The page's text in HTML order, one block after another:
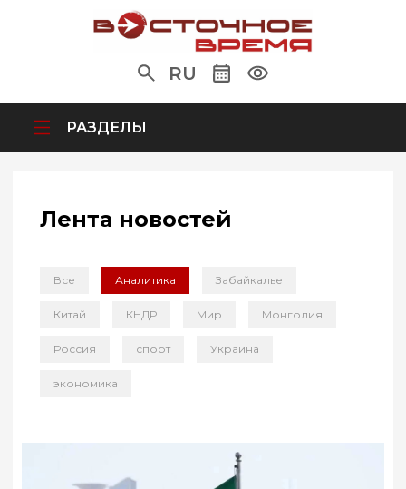
RU
РАЗДЕЛЫ
Лента новостей
Все Аналитика Забайкалье
Китай КНДР Мир Монголия
Россия спорт Украина
экономика